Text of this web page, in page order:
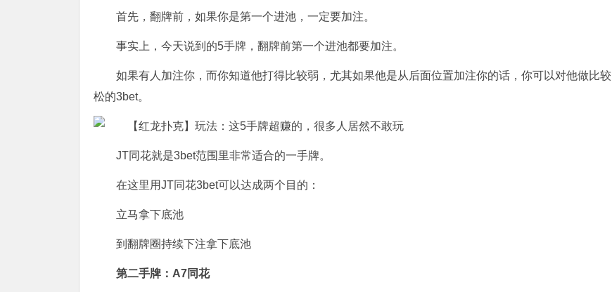
首先，翻牌前，如果你是第一个进池，一定要加注。
事实上，今天说到的5手牌，翻牌前第一个进池都要加注。
如果有人加注你，而你知道他打得比较弱，尤其如果他是从后面位置加注你的话，你可以对他做比较
松的3bet。
JT同花就是3bet范围里非常适合的一手牌。
在这里用JT同花3bet可以达成两个目的：
立马拿下底池
到翻牌圈持续下注拿下底池
第二手牌：A7同花